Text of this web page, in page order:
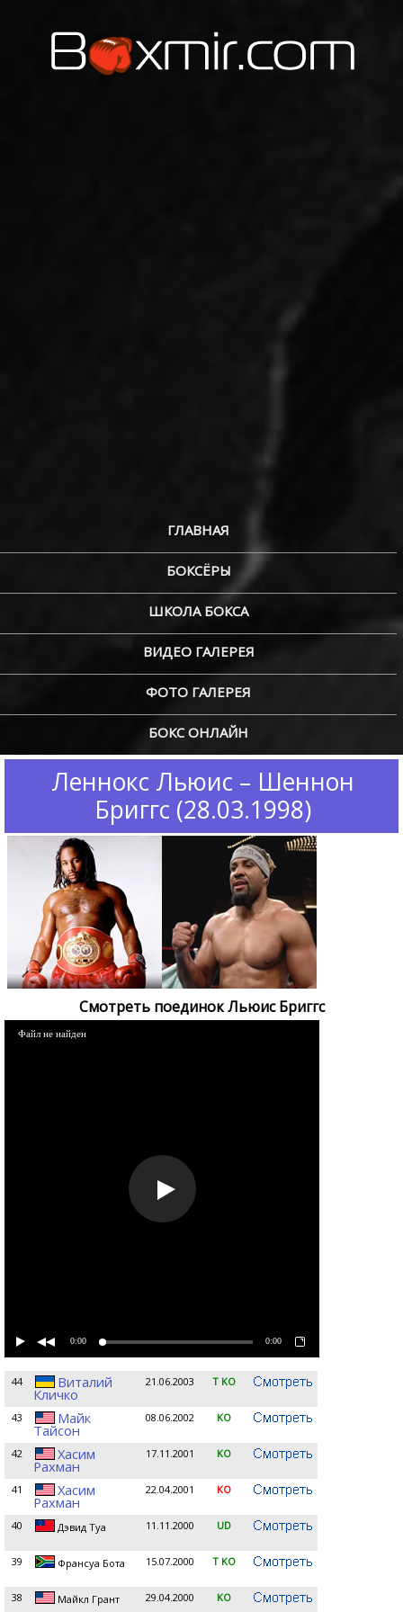
ГЛАВНАЯ
БОКСЁРЫ
ШКОЛА БОКСА
ВИДЕО ГАЛЕРЕЯ
ФОТО ГАЛЕРЕЯ
БОКС ОНЛАЙН
Леннокс Льюис – Шеннон
Бриггс (28.03.1998)
Смотреть поединок Льюис Бриггс
Файл не найден
0:00 0:00
44 Виталий
Кличко
21.06.2003 T KO
43 Майк
Тайсон
08.06.2002 KO
42 Хасим
Рахман
17.11.2001 KO
41 Хасим
Рахман
22.04.2001 KO
40 Дэвид Туа 11.11.2000 UD
39 Франсуа Бота 15.07.2000 T KO
38 Майкл Грант 29.04.2000 KO